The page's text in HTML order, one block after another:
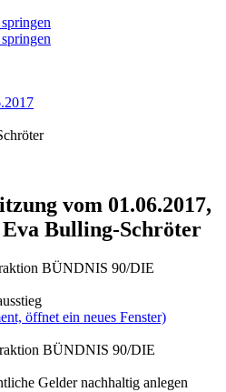
vom 01.06.2017,
Bulling-Schröter
BÜNDNIS 90/DIE
öffnet ein neues Fenster)
BÜNDNIS 90/DIE
Gelder nachhaltig anlegen